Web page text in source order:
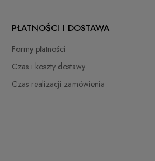
PŁATNOŚCI I DOSTAWA
Formy płatności
Czas i koszty dostawy
Czas realizacji zamówienia